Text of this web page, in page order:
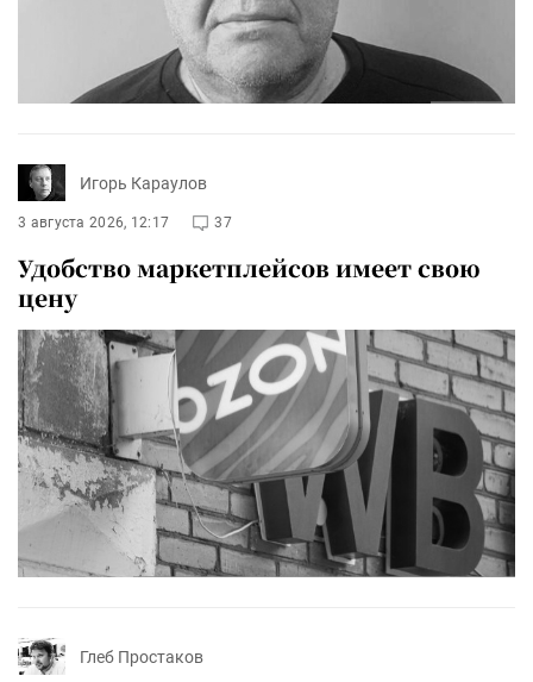
Игорь Караулов
3 августа 2026, 12:17 37
Удобство маркетплейсов имеет свою
цену
Глеб Простаков